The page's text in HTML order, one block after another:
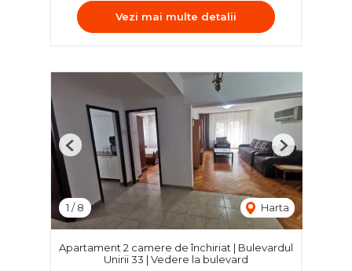
Vezi mai multe detalii
1 /8 Harta
Previous Next
Apartament 2 camere de închiriat | Bulevardul
Unirii 33 | Vedere la bulevard